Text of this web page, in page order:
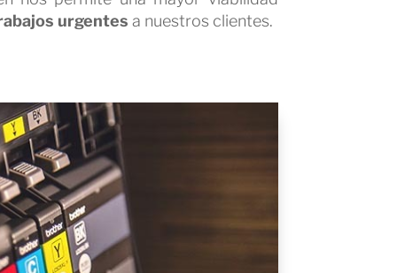
urgentes a nuestros clientes.